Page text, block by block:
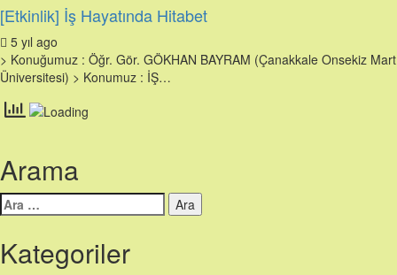
[Etkinlik] İş Hayatında Hitabet
5 yıl ago
> Konuğumuz : Öğr. Gör. GÖKHAN BAYRAM (Çanakkale Onsekiz Mart
Üniversitesi) > Konumuz : İŞ…
Arama
Arama:
Kategoriler